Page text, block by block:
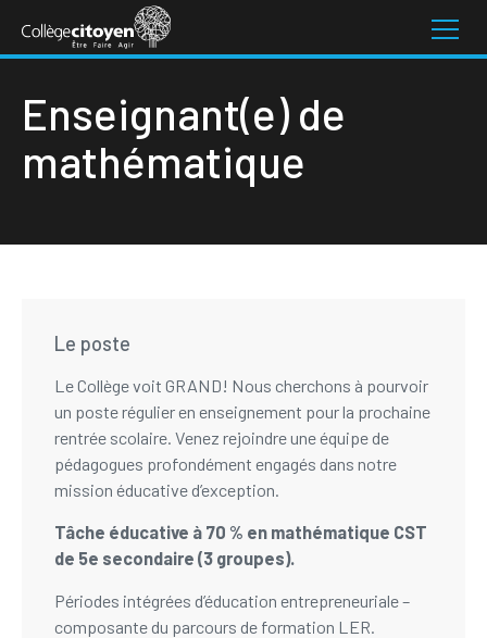
Enseignant(e) de
mathématique
Le poste
Le Collège voit GRAND! Nous cherchons à pourvoir
un poste régulier en enseignement pour la prochaine
rentrée scolaire. Venez rejoindre une équipe de
pédagogues profondément engagés dans notre
mission éducative d’exception.
Tâche éducative à 70 % en mathématique CST
de 5e secondaire (3 groupes).
Périodes intégrées d’éducation entrepreneuriale –
composante du parcours de formation LER.